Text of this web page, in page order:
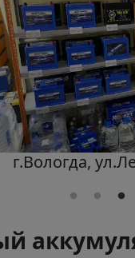
г.Вологда,